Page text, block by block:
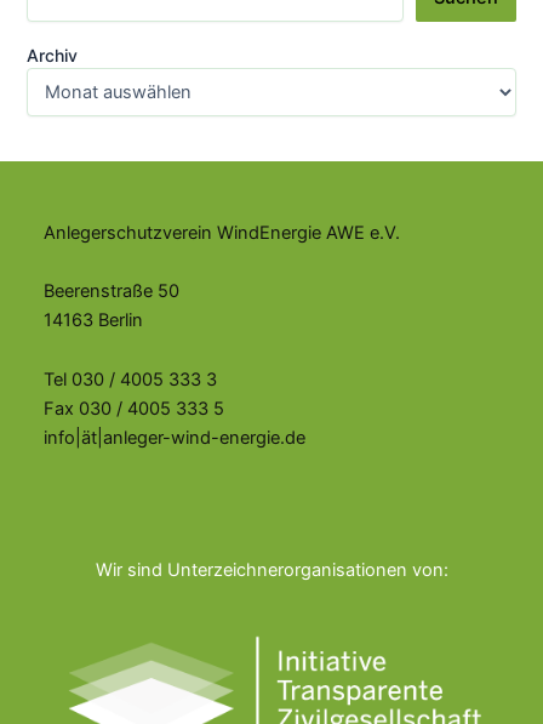
verhindert
Archiv
Anlegerschutzverein WindEnergie AWE e.V.
Beerenstraße 50
14163 Berlin
Tel 030 / 4005 333 3
Fax 030 / 4005 333 5
info|ät|anleger-wind-energie.de
Wir sind Unterzeichnerorganisationen von: